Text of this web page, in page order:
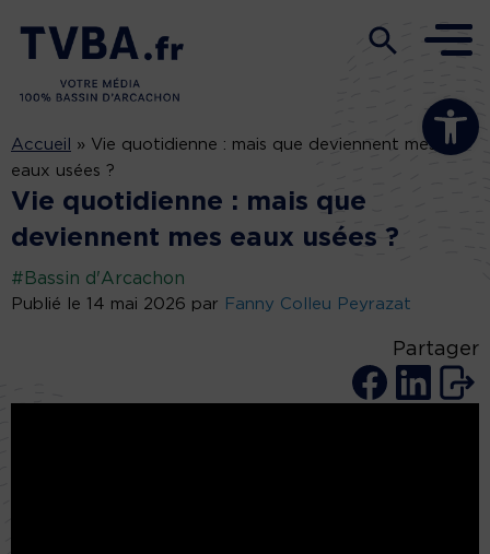
Ouvrir la
Accueil » Vie quotidienne : mais que deviennent mes
eaux usées ?
Vie quotidienne : mais que
deviennent mes eaux usées ?
#Bassin d'Arcachon
Publié le 14 mai 2026 par Fanny Colleu Peyrazat
Partager